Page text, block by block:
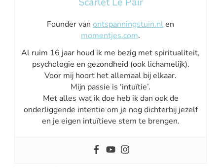
Founder van ontspanningstuin.nlen
momentjes.com.
Al ruim 16 jaar houd ik me bezig met spiritualiteit,
psychologie en gezondheid (ook lichamelijk).
Voor mij hoort het allemaal bij elkaar.
Mijn passie is ‘intuïtie’.
Met alles wat ik doe heb ik dan ook de
onderliggende intentie om je nog dichterbij jezelf
en je eigen intuïtieve stem te brengen.